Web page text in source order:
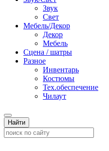
Звук
Свет
Мебель/Декор
Декор
Мебель
Сцена / шатры
Разное
Инвентарь
Костюмы
Тех.обеспечение
Чилаут
Найти